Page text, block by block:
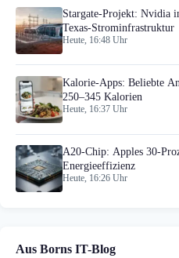
Stargate-Projekt: Nvidia
Texas-Strominfrastruktur
Heute, 16:48 Uhr
Kalorie-Apps: Beliebte
250–345 Kalorien
Heute, 16:37 Uhr
A20-Chip: Apples 30-
Energieeffizienz
Heute, 16:26 Uhr
Aus Borns IT-Blog